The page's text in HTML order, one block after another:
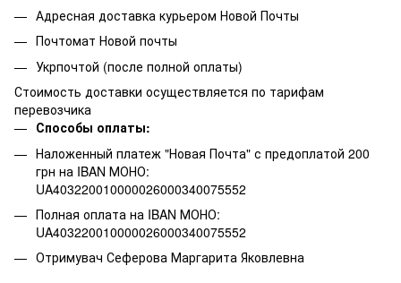
Адресная доставка курьером Новой Почты
Почтомат Новой почты
Укрпочтой (после полной оплаты)
Стоимость доставки осуществляется по тарифам
перевозчика
Способы оплаты:
Наложенный платеж "Новая Почта" с предоплатой 200
грн на IBAN МОНО:
UA403220010000026000340075552
Полная оплата на IBAN МОНО:
UA403220010000026000340075552
Отримувач Сеферова Маргарита Яковлевна